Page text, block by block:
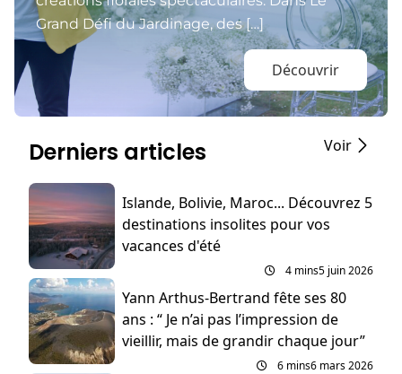
Grand Défi du Jardinage, des […]
Découvrir
Derniers articles Voir
Islande, Bolivie, Maroc... Découvrez 5
destinations insolites pour vos
vacances d'été
4 mins5 juin 2026
Yann Arthus-Bertrand fête ses 80
ans : “ Je n’ai pas l’impression de
vieillir, mais de grandir chaque jour”
6 mins6 mars 2026